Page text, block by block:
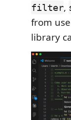
filter,
from
library